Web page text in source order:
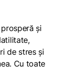
și
de stres și
Cu toate